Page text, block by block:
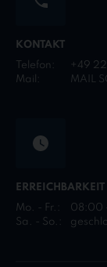
KONTAKT
Telefon:
+49
Mail:
MAIL
ERREICHBARKEIT
Mo. - Fr.:
08:00
Sa. - So.: